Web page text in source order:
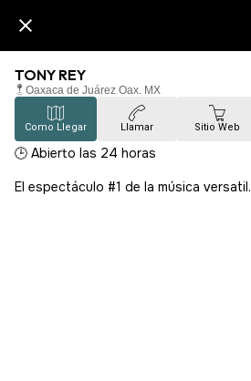
TONY REY
Oaxaca de Juárez Oax. MX
Como Llegar Llamar Sitio Web
🕒 Abierto las 24 horas
El espectáculo #1 de la música versatil.